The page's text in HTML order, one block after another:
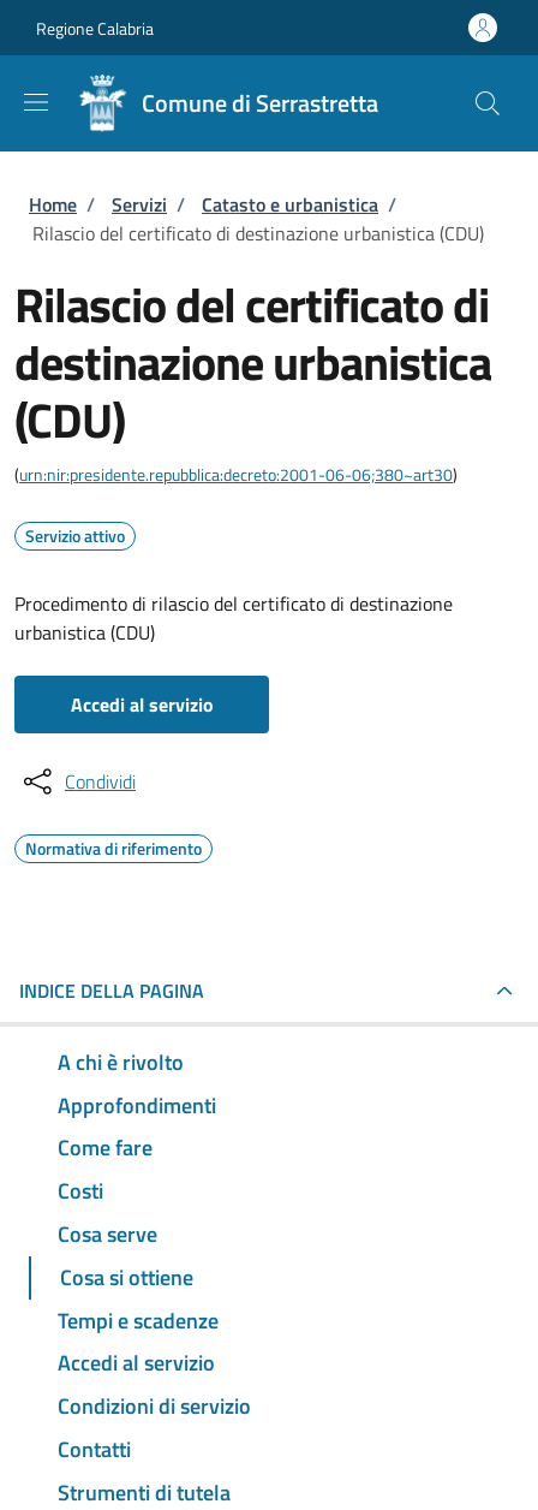
Regione Calabria
Comune di Serrastretta
Briciole di pane
Home / Servizi / Catasto e urbanistica /
Rilascio del certificato di destinazione urbanistica (CDU)
Rilascio del certificato di
destinazione urbanistica
(CDU)
(urn:nir:presidente.repubblica:decreto:2001-06-06;380~art30)
Servizio attivo
Procedimento di rilascio del certificato di destinazione
urbanistica (CDU)
Accedi al servizio
Condividi
Normativa di riferimento
INDICE DELLA PAGINA
A chi è rivolto
Approfondimenti
Come fare
Costi
Cosa serve
Cosa si ottiene
Tempi e scadenze
Accedi al servizio
Condizioni di servizio
Contatti
Strumenti di tutela